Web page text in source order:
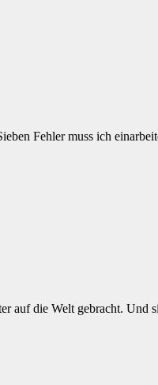
Fehler muss ich
auf die Welt gebracht. Und